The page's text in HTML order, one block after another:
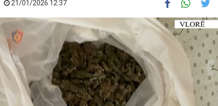
21/01/2026 12:37